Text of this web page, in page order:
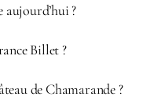
aujourd’hui ?
Billet ?
de Chamarande ?